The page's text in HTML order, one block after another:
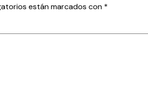
están marcados con *